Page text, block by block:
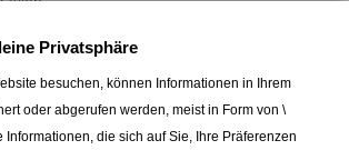
In den Warenkorb
Privatsphäre
besuchen, können Informationen in Ihrem
oder abgerufen werden, meist in Form von \
Informationen, die sich auf Sie, Ihre Präferenzen